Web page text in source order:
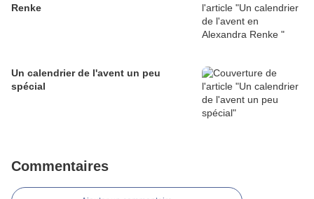
Renke
Un calendrier de l'avent un peu
spécial
Commentaires